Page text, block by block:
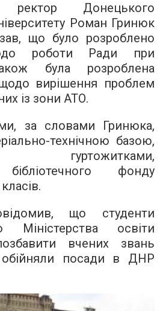
Донецького
Роман Гринюк
що було розроблено
роботи Ради при
була розроблена
вирішення проблем
із зони АТО.
за словами Гринюка,
технічною базою,
гуртожитками,
фонду
що студенти
Міністерства освіти
вчених звань
обійняли посади в ДНР